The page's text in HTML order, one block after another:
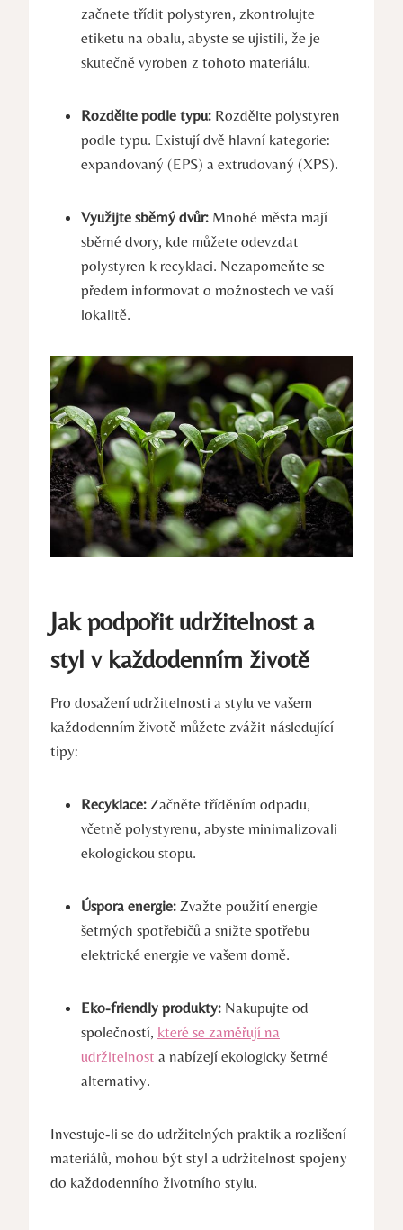
začnete třídit polystyren, zkontrolujte
etiketu na obalu, abyste se ujistili, že je
skutečně vyroben z tohoto materiálu.
Rozdělte podle typu: Rozdělte polystyren
podle typu. Existují dvě hlavní kategorie:
expandovaný (EPS) a extrudovaný (XPS).
Využijte sběrný dvůr: Mnohé města mají
sběrné dvory, kde můžete odevzdat
polystyren k recyklaci. Nezapomeňte se
předem informovat o možnostech ve vaší
lokalitě.
Jak podpořit udržitelnost a
styl v každodenním životě
Pro dosažení udržitelnosti a stylu ve vašem
každodenním životě můžete zvážit následující
tipy:
Recyklace: Začněte tříděním odpadu,
včetně polystyrenu, abyste minimalizovali
ekologickou stopu.
Úspora energie: Zvažte použití energie
šetrných spotřebičů a snižte spotřebu
elektrické energie ve vašem domě.
Eko-friendly produkty: Nakupujte od
společností, které se zaměřují na
udržitelnost a nabízejí ekologicky šetrné
alternativy.
Investuje-li se do udržitelných praktik a rozlišení
materiálů, mohou být styl a udržitelnost spojeny
do každodenního životního stylu.